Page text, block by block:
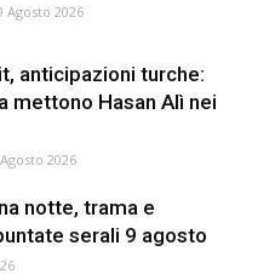
Agosto 2026
anticipazioni turche:
mettono Hasan Alì nei
2026
notte, trama e
serali 9 agosto